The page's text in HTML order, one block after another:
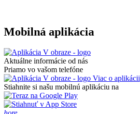
Mobilná aplikácia
Aktuálne informácie od nás
Priamo vo vašom telefóne
Viac o aplikácii
Stiahnite si našu mobilnú aplikáciu na